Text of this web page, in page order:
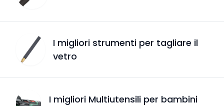
I migliori strumenti per tagliare il
vetro
I migliori Multiutensili per bambini